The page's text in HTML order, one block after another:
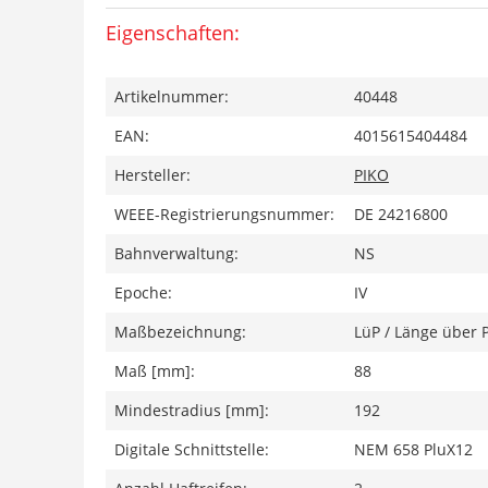
Eigenschaften:
Artikelnummer:
40448
EAN:
4015615404484
Hersteller:
PIKO
WEEE-Registrierungsnummer:
DE 24216800
Bahnverwaltung:
NS
Epoche:
IV
Maßbezeichnung:
LüP / Länge über
Maß [mm]:
88
Mindestradius [mm]:
192
Digitale Schnittstelle:
NEM 658 PluX12